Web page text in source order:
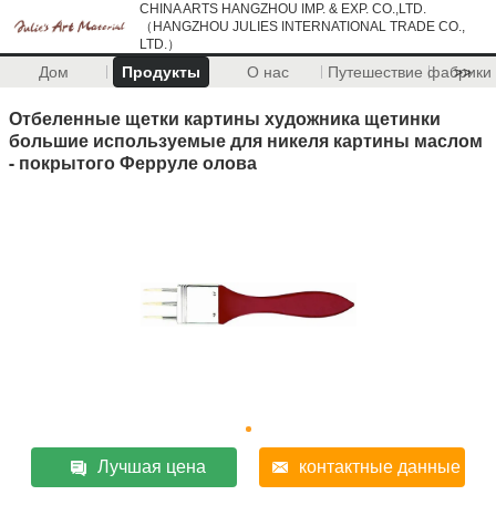
CHINA ARTS HANGZHOU IMP. & EXP. CO.,LTD.
（HANGZHOU JULIES INTERNATIONAL TRADE CO.,
LTD.）
Дом Продукты О нас Путешествие фабрики
>>
Отбеленные щетки картины художника щетинки
большие используемые для никеля картины маслом
- покрытого Ферруле олова
Лучшая цена контактные данные